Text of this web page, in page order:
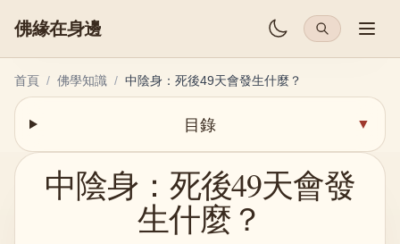
佛緣在身邊
首頁 / 佛學知識 / 中陰身：死後49天會發生什麼？
目錄 ▼
中陰身：死後49天會發
生什麼？